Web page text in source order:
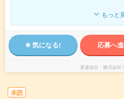
もっと
気になる! 応募へ
派遣会社 株式会社
未読